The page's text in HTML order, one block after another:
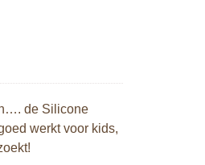
de Silicone
werkt voor kids,